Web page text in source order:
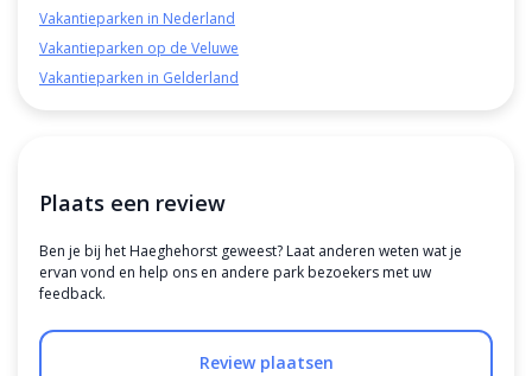
Vakantieparken in Nederland
Vakantieparken op de Veluwe
Vakantieparken in Gelderland
Plaats een review
Ben je bij het Haeghehorst geweest? Laat anderen weten wat je
ervan vond en help ons en andere park bezoekers met uw
feedback.
Review plaatsen